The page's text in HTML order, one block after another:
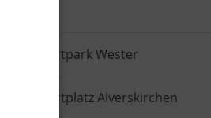
Sportpark Wester
Sportplatz Alverskirchen